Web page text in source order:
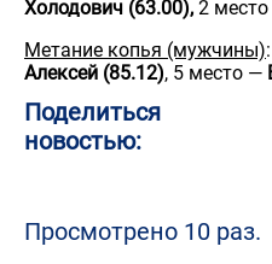
Холодович (63.00), 2
Метание копья (мужчины)
Алексей (85.12), 5 место —
Поделиться
новостью:
Просмотрено 10 раз.